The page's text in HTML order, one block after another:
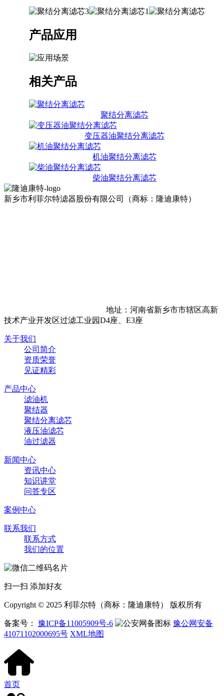
产品应用
相关产品
聚结分离滤芯
变压器油聚结分离滤芯
机油聚结分离滤芯
柴油聚结分离滤芯
新乡市利菲尔特滤器股份有限公司（商标：隆迪康特）
地址：河南省新乡市市辖区高新
技术产业开发区过滤工业园D4座、E3座
关于我们
公司简介
资质荣誉
见证精彩
产品中心
滤油机
聚结器
聚结分离滤芯
液压油滤芯
油过滤器
新闻中心
资讯中心
知识讲堂
问答专区
案例中心
联系我们
联系方式
我们的位置
扫一扫 添加好友
Copyright © 2025 利菲尔特（商标：隆迪康特） 版权所有
备案号： 豫ICP备11005909号-6
豫公网安备
41071102000695号 XML地图
首页